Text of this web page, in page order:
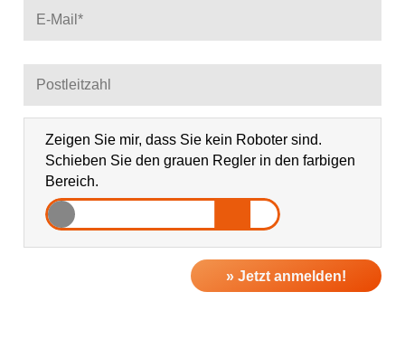
Themen und Veranstaltungen sowie regionale Ereignisse
(falls gewünscht bitte PLZ eintragen) informiert.
Datenschutzerklärung
Zeigen Sie mir, dass Sie kein Roboter sind.
Schieben Sie den grauen Regler in den farbigen
Bereich.
» Jetzt anmelden!